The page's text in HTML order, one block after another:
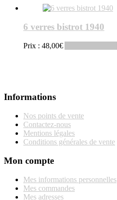
6 verres bistrot 1940
Prix : 48,00€
Informations
Nos points de vente
Contactez-nous
Mentions légales
Conditions générales de vente
Mon compte
Mes informations personnelles
Mes commandes
Mes adresses